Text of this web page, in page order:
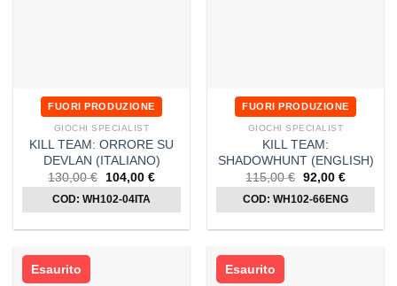
FUORI PRODUZIONE
GIOCHI SPECIALIST
KILL TEAM: ORRORE SU
DEVLAN (ITALIANO)
130,00€
Il
prezzo
originale
era:
104,00 €Il
prezzo
è:
COD: WH102-04ITA
FUORI PRODUZIONE
GIOCHI SPECIALIST
KILL TEAM:
SHADOWHUNT (ENGLISH)
115,00€ Il
prezzo
originale
era:
92,00 €Il
prezzo
attuale
è:
COD: WH102-66ENG
Esaurito Esaurito